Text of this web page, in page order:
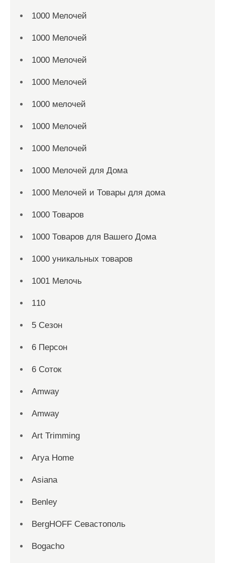
1000 Мелочей
1000 Мелочей
1000 Мелочей
1000 Мелочей
1000 мелочей
1000 Мелочей
1000 Мелочей
1000 Мелочей для Дома
1000 Мелочей и Товары для дома
1000 Товаров
1000 Товаров для Вашего Дома
1000 уникальных товаров
1001 Мелочь
110
5 Сезон
6 Персон
6 Соток
Amway
Amway
Art Trimming
Arya Home
Asiana
Benley
BergHOFF Севастополь
Bogacho